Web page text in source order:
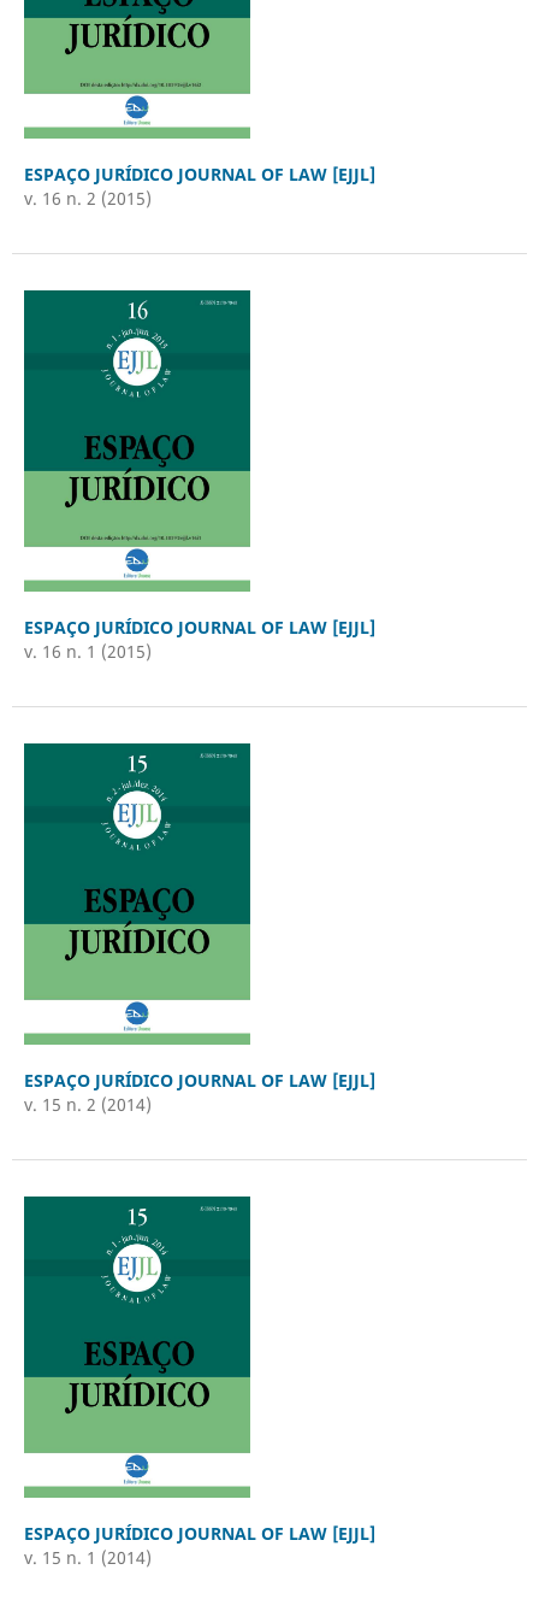
ESPAÇO JURÍDICO JOURNAL OF LAW [EJJL]
v. 16 n. 2 (2015)
ESPAÇO JURÍDICO JOURNAL OF LAW [EJJL]
v. 16 n. 1 (2015)
ESPAÇO JURÍDICO JOURNAL OF LAW [EJJL]
v. 15 n. 2 (2014)
ESPAÇO JURÍDICO JOURNAL OF LAW [EJJL]
v. 15 n. 1 (2014)